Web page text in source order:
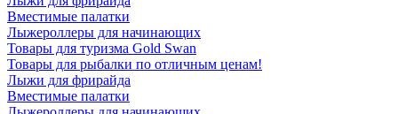
Вместимые палатки
Лыжероллеры для начинающих
Товары для туризма Gold Swan
Товары для рыбалки по отличным ценам!
Лыжи для фрирайда
Вместимые палатки